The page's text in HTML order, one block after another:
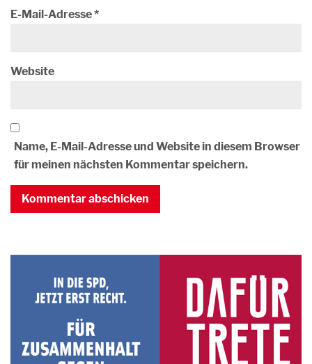
E-Mail-Adresse*
Website
Name, E-Mail-Adresse und Website in diesem Browser
für meinen nächsten Kommentar speichern.